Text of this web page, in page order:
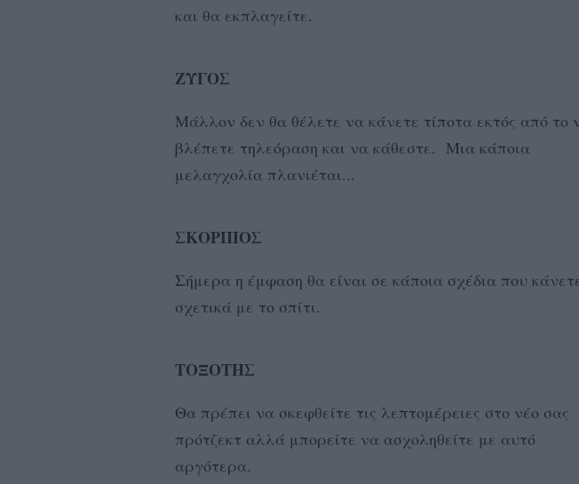
και θα εκπλαγείτε.
ΖΥΓΟΣ
Μάλλον δεν θα θέλετε να κάνετε τίποτα εκτός από το
βλέπετε τηλεόραση και να κάθεστε. Mια κάποια
μελαγχολία πλανιέται...
ΣΚΟΡΠΙΟΣ
Σήμερα η έμφαση θα είναι σε κάποια σχέδια που
σχετικά με το σπίτι.
ΤΟΞΟΤΗΣ
Θα πρέπει να σκεφθείτε τις λεπτομέρειες στο νέο σας
πρότζεκτ αλλά μπορείτε να ασχοληθείτε με αυτό
αργότερα.